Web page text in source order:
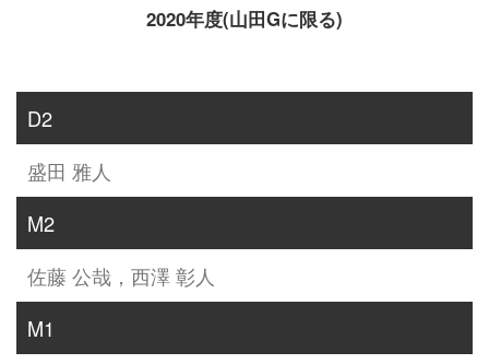
2020年度(山田Gに限る)
D2
盛田 雅人
M2
佐藤 公哉，西澤 彰人
M1